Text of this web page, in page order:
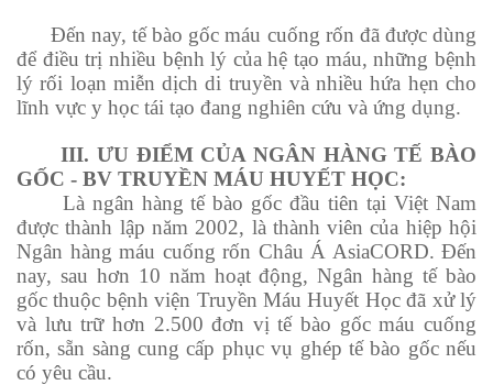
Đến nay, tế bào gốc máu cuống rốn đã được dùng
để điều trị nhiều bệnh lý của hệ tạo máu, những bệnh
lý rối loạn miễn dịch di truyền và nhiều hứa hẹn cho
lĩnh vực y học tái tạo đang nghiên cứu và ứng dụng.
III. ƯU ĐIỂM CỦA NGÂN HÀNG TẾ BÀO
GỐC - BV TRUYỀN MÁU HUYẾT HỌC:
Là ngân hàng tế bào gốc đầu tiên tại Việt Nam
được thành lập năm 2002, là thành viên của hiệp hội
Ngân hàng máu cuống rốn Châu Á AsiaCORD. Đến
nay, sau hơn 10 năm hoạt động, Ngân hàng tế bào
gốc thuộc bệnh viện Truyền Máu Huyết Học đã xử lý
và lưu trữ hơn 2.500 đơn vị tế bào gốc máu cuống
rốn, sẵn sàng cung cấp phục vụ ghép tế bào gốc nếu
có yêu cầu.